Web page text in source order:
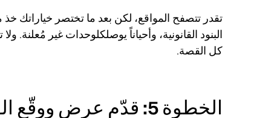
تقدر تتصفح المواقع، لكن بعد ما تختصر
البنود القانونية، وأحياناً يوصلكلوحدات غير مُعلنة.
كل القصة.
الخطوة 5: قدّم عرض ووقّع الـMOU